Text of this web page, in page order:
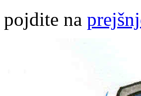
pojdite na